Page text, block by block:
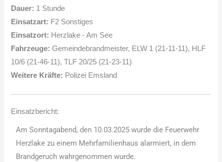
Dauer: 1 Stunde
Einsatzart: F2 Sonstiges
Einsatzort: Herzlake - Am See
Fahrzeuge: Gemeindebrandmeister, ELW 1 (21-11-11), HLF
10/6 (21-46-11), TLF 20/25 (21-23-11)
Weitere Kräfte: Polizei Emsland
Einsatzbericht:
Am Sonntagabend, den 10.03.2025 wurde die Feuerwehr
Herzlake zu einem Mehrfamilienhaus alarmiert, in dem
Brandgeruch wahrgenommen wurde.